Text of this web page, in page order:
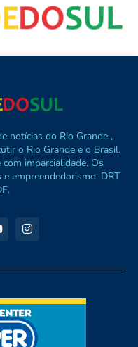
notícias do Rio Grande ,
o Rio Grande e o Brasil.
imparcialidade. Os
empreendedorismo. DRT